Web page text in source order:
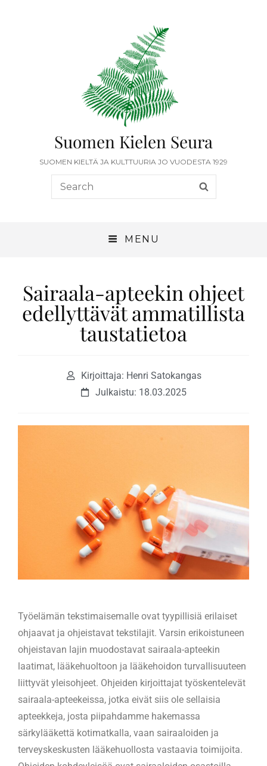
Suomen Kielen Seura
SUOMEN KIELTÄ JA KULTTUURIA JO VUODESTA 1929
MENU
Sairaala-apteekin ohjeet
edellyttävät ammatillista
taustatietoa
Kirjoittaja: Henri Satokangas
Julkaistu: 18.03.2025
Työelämän tekstimaisemalle ovat tyypillisiä erilaiset
ohjaavat ja ohjeistavat tekstilajit. Varsin erikoistuneen
ohjeistavan lajin muodostavat sairaala-apteekin
laatimat, lääkehuoltoon ja lääkehoidon turvallisuuteen
liittyvät yleisohjeet. Ohjeiden kirjoittajat työskentelevät
sairaala-apteekeissa, jotka eivät siis ole sellaisia
apteekkeja, josta piipahdamme hakemassa
särkylääkettä kotimatkalla, vaan sairaaloiden ja
terveyskeskusten lääkehuollosta vastaavia toimijoita.